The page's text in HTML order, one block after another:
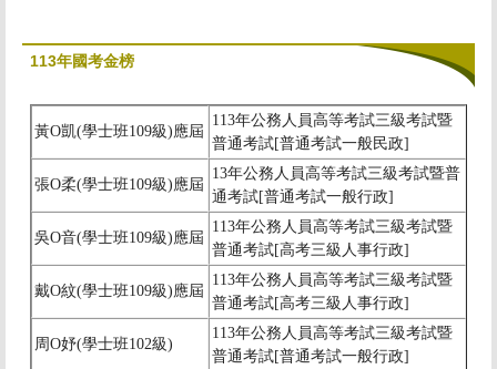
113年國考金榜
黃O凱(學士班109級)應屆
113年公務人員高等考試三級考試暨
普通考試[普通考試一般民政]
張O柔(學士班109級)應屆
13年公務人員高等考試三級考試暨普
通考試[普通考試一般行政]
吳O音(學士班109級)應屆
113年公務人員高等考試三級考試暨
普通考試[高考三級人事行政]
戴O紋(學士班109級)應屆
113年公務人員高等考試三級考試暨
普通考試[高考三級人事行政]
周O妤(學士班102級)
113年公務人員高等考試三級考試暨
普通考試[普通考試一般行政]